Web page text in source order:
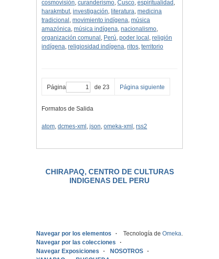
cosmovisión, curanderismo, Cusco, espiritualidad ,
harakmbut, investigación, literatura, medicina
tradicional , movimiento indígena, música
amazónica, música indígena, nacionalismo,
organización comunal , Perú, poder local , religión
indígena, religiosidad indígena, ritos, territorio
Página de 23 Página siguiente
Formatos de Salida
atom, dcmes-xml , json, omeka-xml , rss2
CHIRAPAQ, CENTRO DE CULTURAS
INDIGENAS DEL PERU
Navegar por los elementos
Navegar por las colecciones
Navegar Exposiciones
NOSOTROS
Tecnología de Omeka.